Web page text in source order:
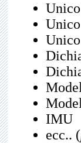
IMU
ecc.. (